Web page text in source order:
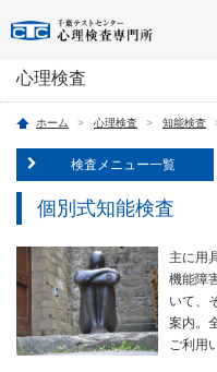
心理検査
ホーム 心理検査 知能検査
検査メニュー一覧
個別式知能検査
主に用
機能障
いて、
案内。
ご利用